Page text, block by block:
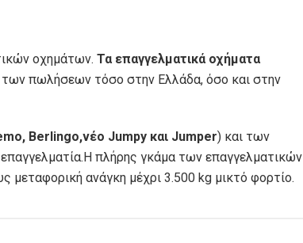
οχημάτων. Τα επαγγελματικά οχήματα
των πωλήσεων τόσο στην Ελλάδα, όσο και στην
Berlingo,νέο Jumpy και Jumper) και των
πλήρης γκάμα των επαγγελματικών
μεταφορική ανάγκη μέχρι 3.500 kg μικτό φορτίο.